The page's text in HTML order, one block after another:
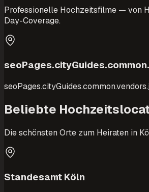
Professionelle Hochzeitsfilme — von
Day-Coverage.
Beliebte
Die schönsten Orte zum Heiraten in
Standesamt Köln